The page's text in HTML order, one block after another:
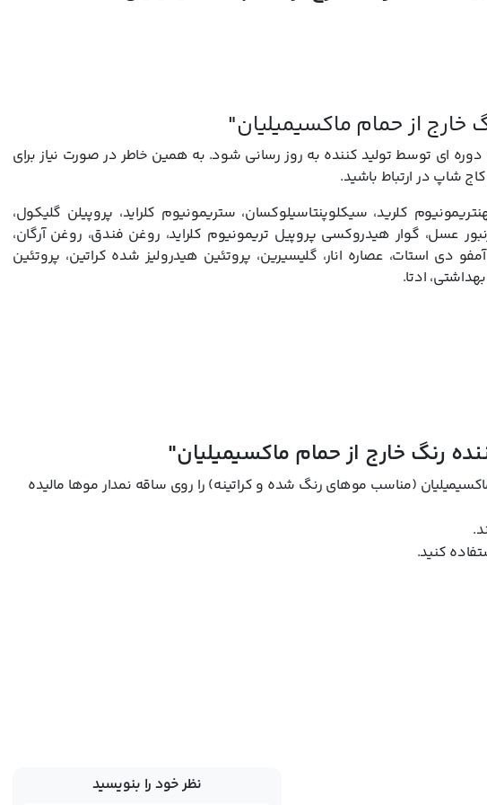
از حمام ماکسیمیلیان"
ای توسط تولید کننده به روز رسانی شود. به همین خاطر در صورت نیاز برای
شاپ در ارتباط باشید.
کلرید، سیکلوپنتاسیلوکسان، ستریمونیوم کلراید، پروپیلن گلیکول،
18 و تریدث-6 و تریدث-12، موم زنبور عسل، گوار هیدروکسی پروپیل تریمونیوم کلراید، روغن فندق، روغن آرگان،
دی استات، عصاره انار، گلیسیرین، پروتئین هیدرولیز شده کراتین، پروتئین
رنگ خارج از حمام ماکسیمیلیان"
(مناسب موهای رنگ شده و کراتینه) را روی ساقه نمدار موها مالیده
کنید.
نظر خود را بنویسید